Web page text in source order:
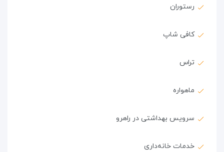
رستوران
کافی شاپ
تراس
ماهواره
سرویس بهداشتی در راهرو
خدمات خانه‌داری